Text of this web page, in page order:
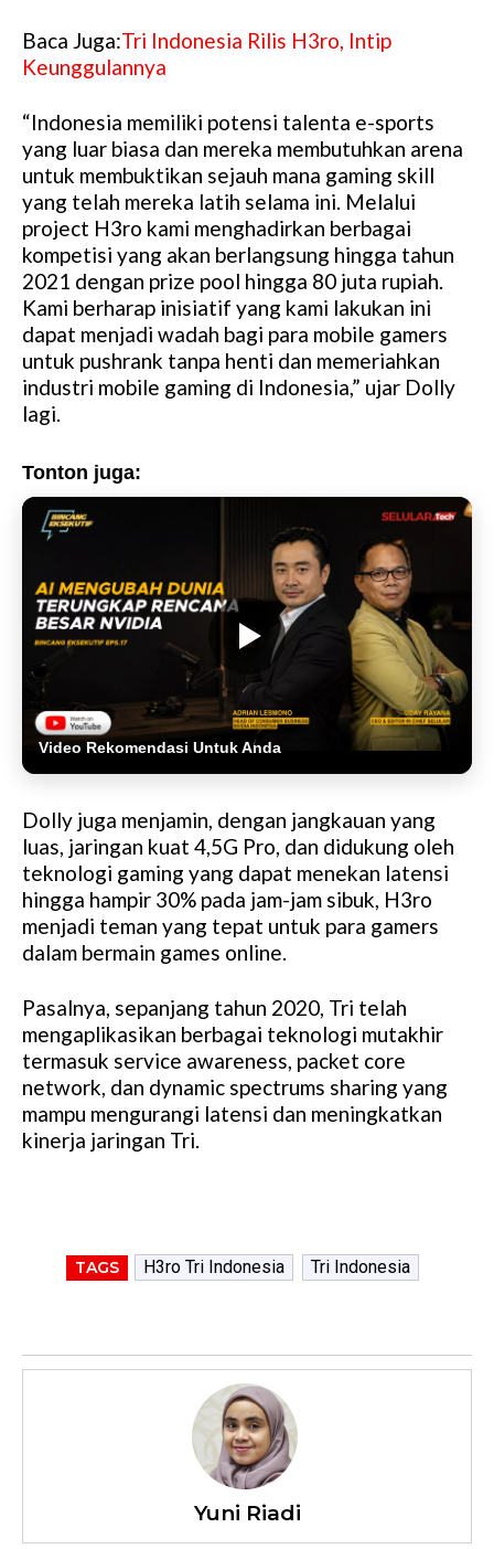
Baca Juga:Tri Indonesia Rilis H3ro, Intip
Keunggulannya
“Indonesia memiliki potensi talenta e-sports
yang luar biasa dan mereka membutuhkan arena
untuk membuktikan sejauh mana gaming skill
yang telah mereka latih selama ini. Melalui
project H3ro kami menghadirkan berbagai
kompetisi yang akan berlangsung hingga tahun
2021 dengan prize pool hingga 80 juta rupiah.
Kami berharap inisiatif yang kami lakukan ini
dapat menjadi wadah bagi para mobile gamers
untuk pushrank tanpa henti dan memeriahkan
industri mobile gaming di Indonesia,” ujar Dolly
lagi.
Tonton juga:
Video Rekomendasi Untuk Anda
Dolly juga menjamin, dengan jangkauan yang
luas, jaringan kuat 4,5G Pro, dan didukung oleh
teknologi gaming yang dapat menekan latensi
hingga hampir 30% pada jam-jam sibuk, H3ro
menjadi teman yang tepat untuk para gamers
dalam bermain games online.
Pasalnya, sepanjang tahun 2020, Tri telah
mengaplikasikan berbagai teknologi mutakhir
termasuk service awareness, packet core
network, dan dynamic spectrums sharing yang
mampu mengurangi latensi dan meningkatkan
kinerja jaringan Tri.
TAGS H3ro Tri Indonesia Tri Indonesia
Yuni Riadi